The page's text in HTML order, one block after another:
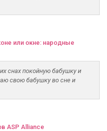
или окне: народные
снах покойную бабушку и
свою бабушку во сне и
ASP Alliance